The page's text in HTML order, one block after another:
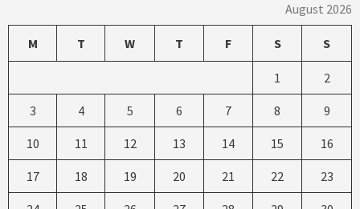
August 2026
M T W T F S S
1 2
3 4 5 6 7 8 9
10 11 12 13 14 15 16
17 18 19 20 21 22 23